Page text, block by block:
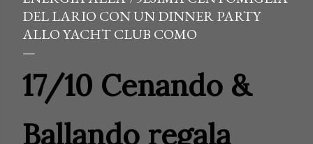
DEL LARIO CON UN DINNER PARTY
ALLO YACHT CLUB COMO
17/10 Cenando &
Ballando regala